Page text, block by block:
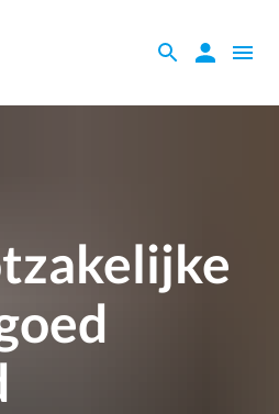
Zoeken
Open